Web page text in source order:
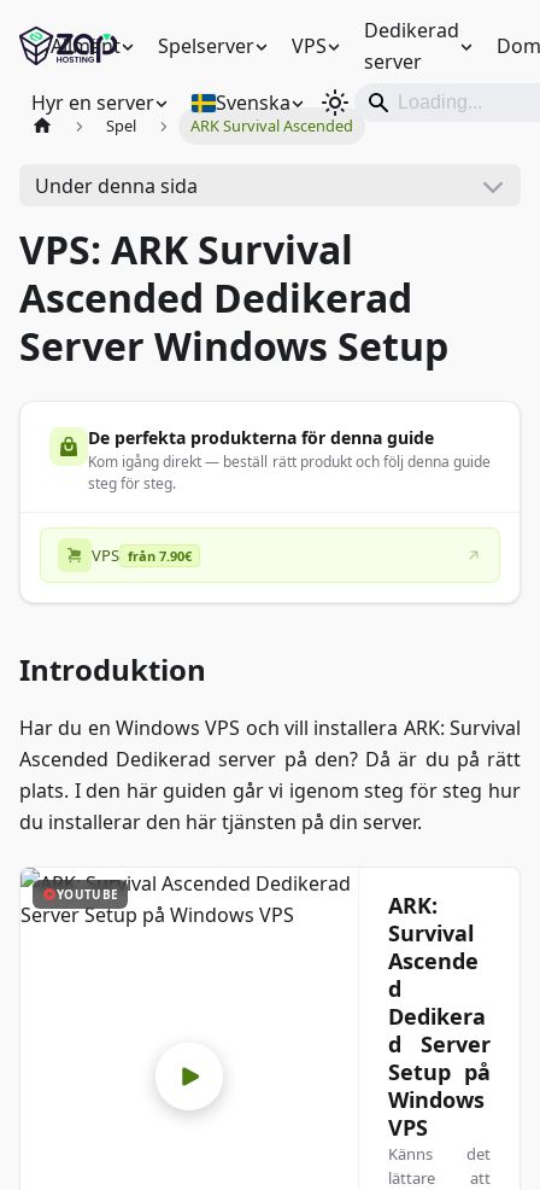
Allmänt Spelserver VPS
Dedikerad
server
Hyr en server Svenska
Spel ARK Survival Ascended
Under denna sida
VPS: ARK Survival
Ascended Dedikerad
Server Windows Setup
De perfekta produkterna för denna guide
Kom igång direkt — beställ rätt produkt och följ denna guide
steg för steg.
VPS från 7.90€
Introduktion
Har du en Windows VPS och vill installera ARK: Survival
Ascended Dedikerad server på den? Då är du på rätt
plats. I den här guiden går vi igenom steg för steg hur
du installerar den här tjänsten på din server.
YOUTUBE
ARK:
Survival
Ascende
d
Dedikera
d Server
Setup på
Windows
VPS
Känns det
lättare att